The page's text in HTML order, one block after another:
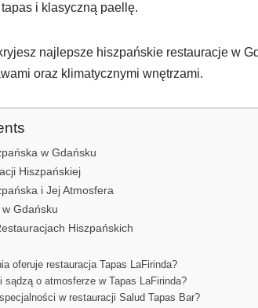
i klasyczną paellę.
najlepsze hiszpańskie restauracje w
oraz klimatycznymi wnętrzami.
w Gdańsku
Hiszpańskiej
i Jej Atmosfera
Gdańsku
Hiszpańskich
oferuje restauracja Tapas LaFirinda?
sądzą o atmosferze w Tapas LaFirinda?
w restauracji Salud Tapas Bar?